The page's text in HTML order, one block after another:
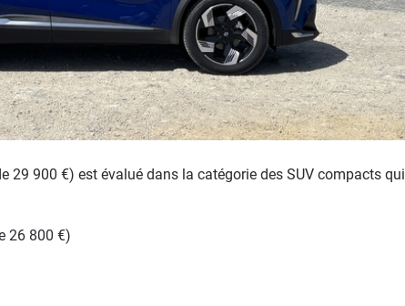
29 900 €) est évalué dans la catégorie des SUV compacts qui
26 800 €)